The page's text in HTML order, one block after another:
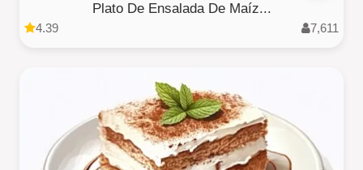
Plato De Ensalada De Maíz...
4.39 7,611